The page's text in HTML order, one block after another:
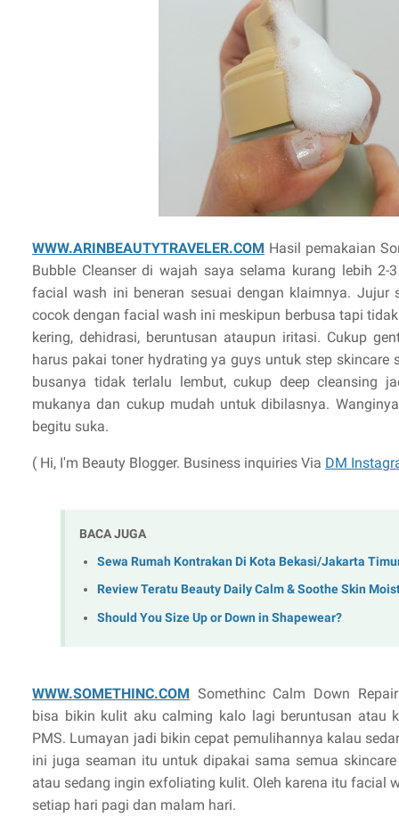
WWW.ARINBEAUTYTRAVELER.COM Hasil pemakaian
Bubble Cleanser di wajah saya selama kurang lebih 2-
facial wash ini beneran sesuai dengan klaimnya. Jujur
cocok dengan facial wash ini meskipun berbusa tapi
kering, dehidrasi, beruntusan ataupun iritasi. Cukup
harus pakai toner hydrating ya guys untuk step skincare
busanya tidak terlalu lembut, cukup deep cleansing
mukanya dan cukup mudah untuk dibilasnya.
begitu suka.
( Hi, I'm Beauty Blogger. Business inquiries Via DM
BACA JUGA
Sewa Rumah Kontrakan Di Kota Bekasi/Jakarta
Review Teratu Beauty Daily Calm & Soothe Skin
Should You Size Up or Down in Shapewear?
WWW.SOMETHINC.COM Somethinc Calm Down
bisa bikin kulit aku calming kalo lagi beruntusan atau
PMS. Lumayan jadi bikin cepat pemulihannya kalau
ini juga seaman itu untuk dipakai sama semua
atau sedang ingin exfoliating kulit. Oleh karena itu facial
setiap hari pagi dan malam hari.